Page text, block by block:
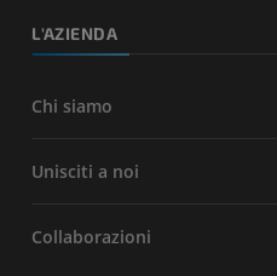
L'AZIENDA
Chi siamo
Unisciti a noi
Collaborazioni